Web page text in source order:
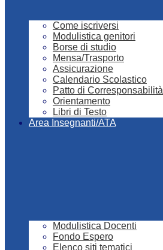
Come iscriversi
Modulistica genitori
Borse di studio
Mensa/Trasporto
Assicurazione
Calendario Scolastico
Patto di Corresponsabilità
Orientamento
Libri di Testo
Area Insegnanti/ATA
Modulistica Docenti
Fondo Espero
Elenco siti tematici